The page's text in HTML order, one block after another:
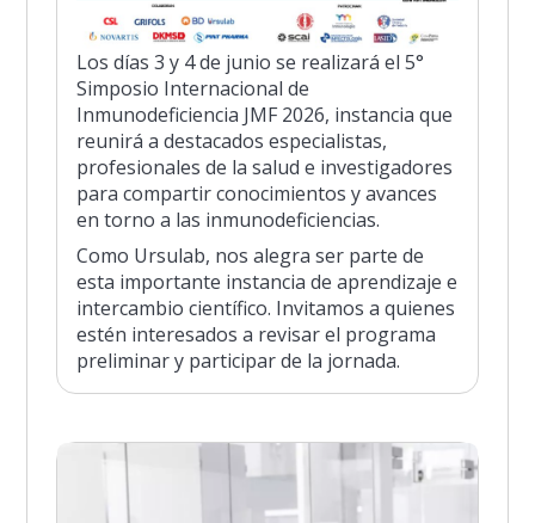
Los días 3 y 4 de junio se realizará el 5°
Simposio Internacional de
Inmunodeficiencia JMF 2026, instancia que
reunirá a destacados especialistas,
profesionales de la salud e investigadores
para compartir conocimientos y avances
en torno a las inmunodeficiencias.
Como Ursulab, nos alegra ser parte de
esta importante instancia de aprendizaje e
intercambio científico. Invitamos a quienes
estén interesados a revisar el programa
preliminar y participar de la jornada.